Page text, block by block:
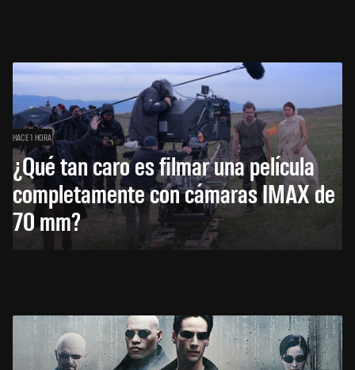
HACE 1 HORA
¿Qué tan caro es filmar una película
completamente con cámaras IMAX de
70 mm?